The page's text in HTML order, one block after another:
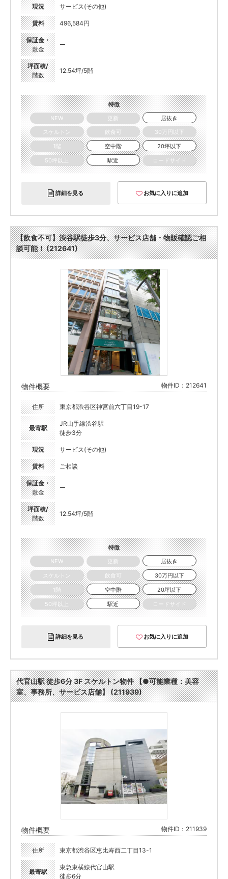
現況 サービス(その他)
賃料 496,584円
保証金・
敷金
ー
坪面積/
階数
12.54坪/5階
特徴
NEW
更新
居抜き
スケルトン
飲食可
30万円以下
1階
空中階
20坪以下
50坪以上
駅近 ロードサイド
詳細を見る お気に入りに追加
【飲食不可】渋谷駅徒歩3分、サービス店舗・物販確認ご相
談可能！ (212641)
物件概要 物件ID：212641
住所 東京都渋谷区神宮前六丁目19-17
最寄駅
JR山手線渋谷駅
徒歩3分
現況 サービス(その他)
賃料 ご相談
保証金・
敷金
ー
坪面積/
階数
12.54坪/5階
特徴
NEW
更新
居抜き
スケルトン
飲食可
30万円以下
1階
空中階
20坪以下
50坪以上
駅近 ロードサイド
詳細を見る お気に入りに追加
代官山駅 徒歩6分 3F スケルトン物件 【●可能業種：美容
室、事務所、サービス店舗】 (211939)
物件概要 物件ID：211939
住所 東京都渋谷区恵比寿西二丁目13-1
最寄駅
東急東横線代官山駅
徒歩6分